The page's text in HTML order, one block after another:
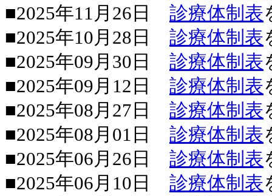
■2025年11月26日 診療体制表
■2025年10月28日 診療体制表
■2025年09月30日 診療体制表
■2025年09月12日 診療体制表
■2025年08月27日 診療体制表
■2025年08月01日 診療体制表
■2025年06月26日 診療体制表
■2025年06月10日 診療体制表